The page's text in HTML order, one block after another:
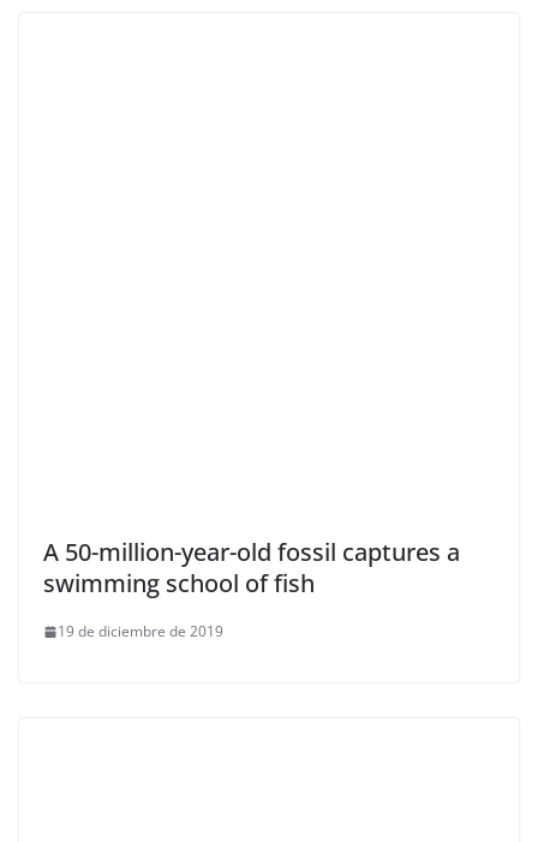
A 50-million-year-old fossil captures a
swimming school of fish
19 de diciembre de 2019